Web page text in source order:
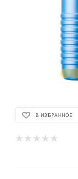
В ИЗБРАННОЕ